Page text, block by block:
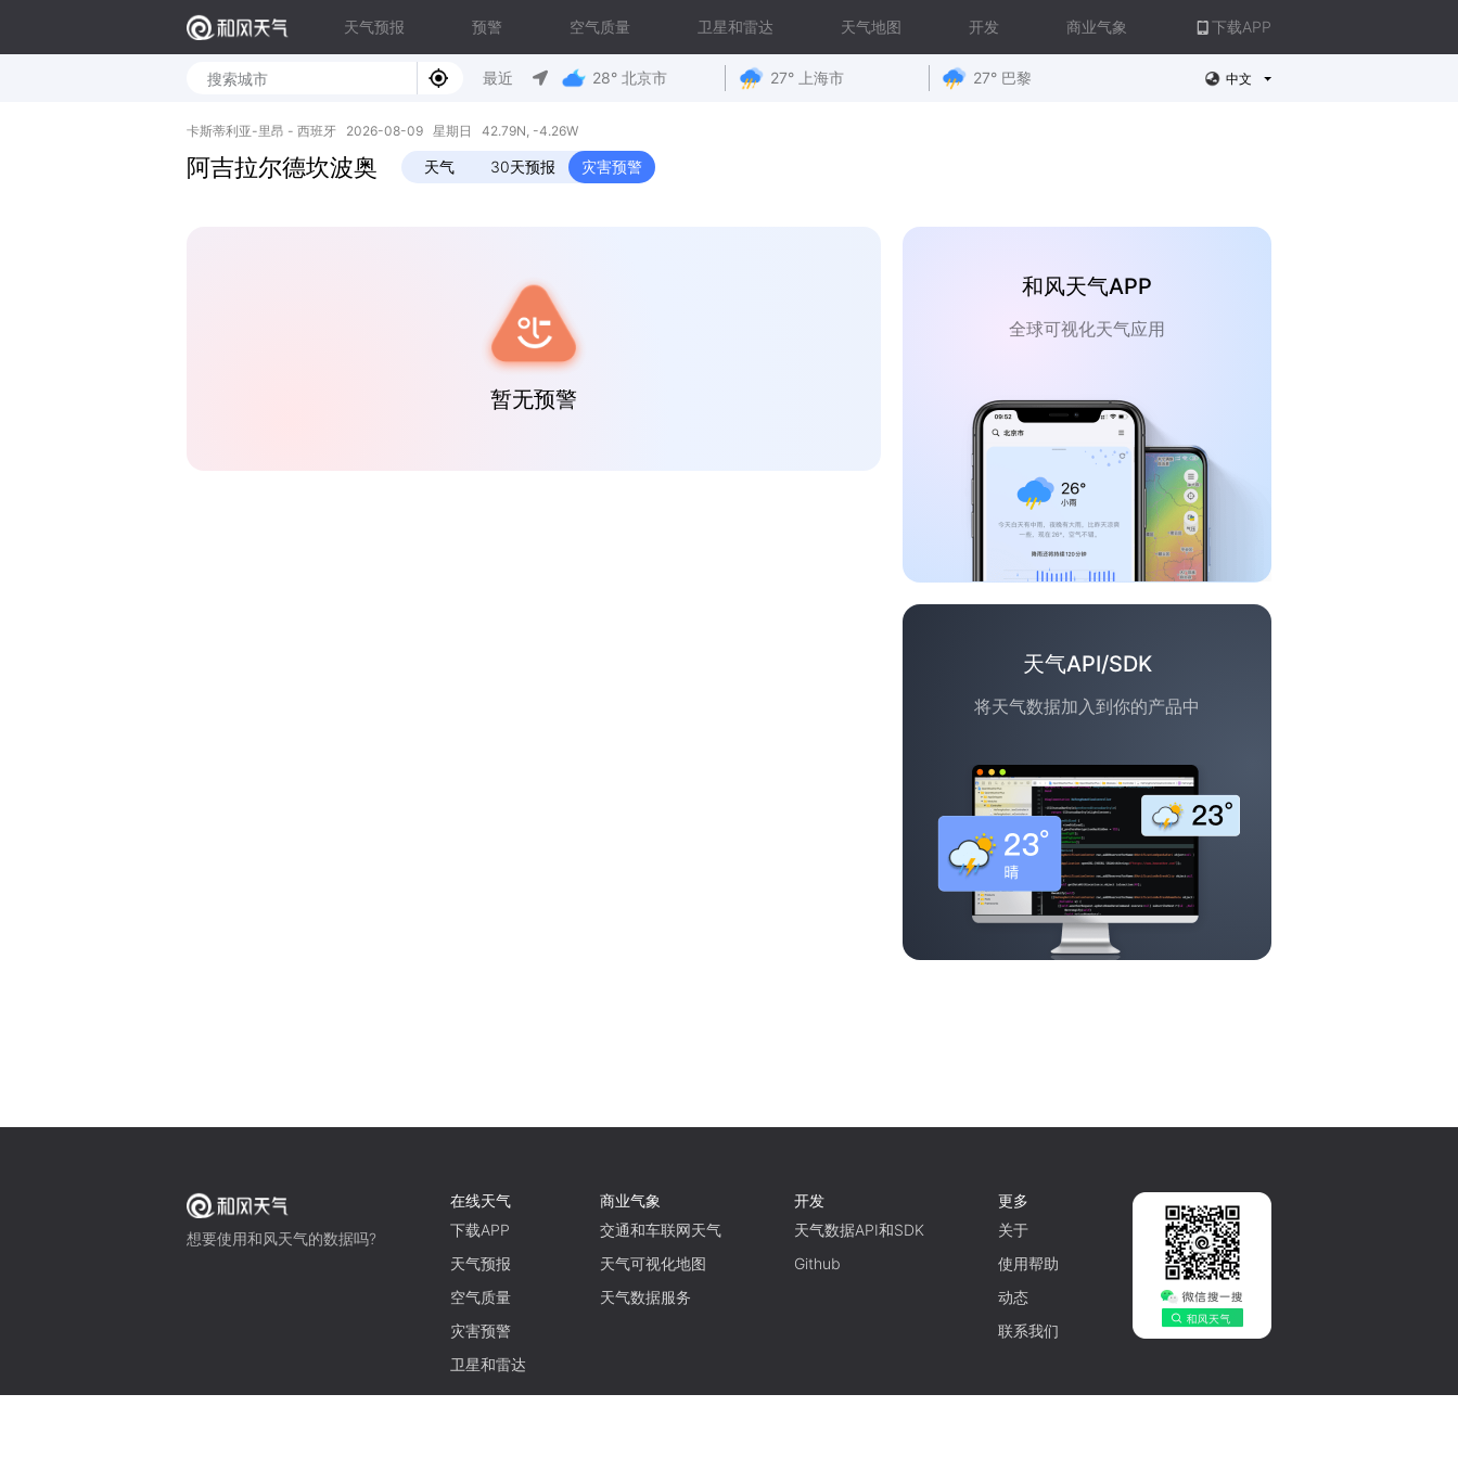
天气预报 预警 空气质量 卫星和雷达 天气地图 开发 商业气象 下载APP
最近 28° 北京市 27° 上海市 27° 巴黎 中文
卡斯蒂利亚-里昂 - 西班牙 2026-08-09 星期日 42.79N, -4.26W
阿吉拉尔德坎波奥 天气 30天预报 灾害预警
暂无预警
和风天气APP
全球可视化天气应用
天气API/SDK
将天气数据加入到你的产品中
想要使用和风天气的数据吗?
在线天气
下载APP
天气预报
空气质量
灾害预警
卫星和雷达
商业气象
交通和车联网天气
天气可视化地图
天气数据服务
开发
天气数据API和SDK
Github
更多
关于
使用帮助
动态
联系我们